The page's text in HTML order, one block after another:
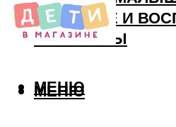
РАЗВИТИЕ И
ВИТАМИНЫ
МЕНЮ
МЕНЮ